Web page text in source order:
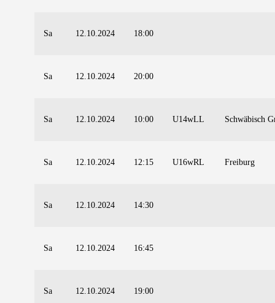
Sa 12.10.2024 18:00
Sa 12.10.2024 20:00
Sa 12.10.2024 10:00 U14wLL Schwäbisch
Sa 12.10.2024 12:15 U16wRL Freiburg
Sa 12.10.2024 14:30
Sa 12.10.2024 16:45
Sa 12.10.2024 19:00